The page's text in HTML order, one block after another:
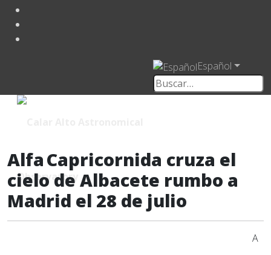
Español
Alfa Capricornida cruza el
cielo de Albacete rumbo a
Madrid el 28 de julio
A